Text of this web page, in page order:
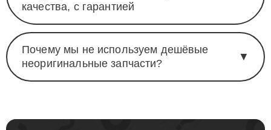
качества, с гарантией
Почему мы не используем дешёвые
неоригинальные запчасти?
▼